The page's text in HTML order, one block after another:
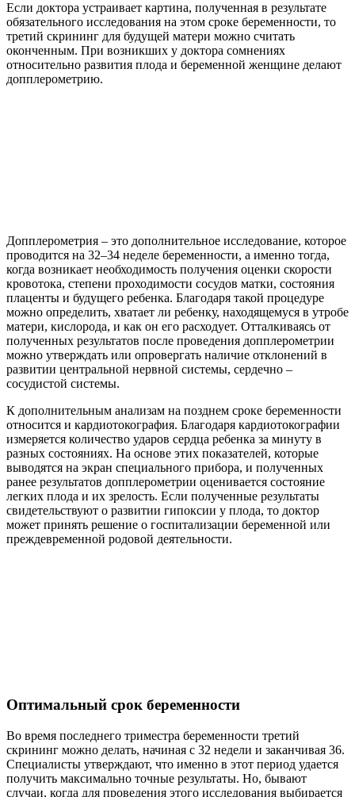
Если доктора устраивает картина, полученная в результате
обязательного исследования на этом сроке беременности, то
третий скрининг для будущей матери можно считать
оконченным. При возникших у доктора сомнениях
относительно развития плода и беременной женщине делают
допплерометрию.
Допплерометрия – это дополнительное исследование, которое
проводится на 32–34 неделе беременности, а именно тогда,
когда возникает необходимость получения оценки скорости
кровотока, степени проходимости сосудов матки, состояния
плаценты и будущего ребенка. Благодаря такой процедуре
можно определить, хватает ли ребенку, находящемуся в утробе
матери, кислорода, и как он его расходует. Отталкиваясь от
полученных результатов после проведения допплерометрии
можно утверждать или опровергать наличие отклонений в
развитии центральной нервной системы, сердечно –
сосудистой системы.
К дополнительным анализам на позднем сроке беременности
относится и кардиотокография. Благодаря кардиотокографии
измеряется количество ударов сердца ребенка за минуту в
разных состояниях. На основе этих показателей, которые
выводятся на экран специального прибора, и полученных
ранее результатов допплерометрии оценивается состояние
легких плода и их зрелость. Если полученные результаты
свидетельствуют о развитии гипоксии у плода, то доктор
может принять решение о госпитализации беременной или
преждевременной родовой деятельности.
Оптимальный срок беременности
Во время последнего триместра беременности третий
скрининг можно делать, начиная с 32 недели и заканчивая 36.
Специалисты утверждают, что именно в этот период удается
получить максимально точные результаты. Но, бывают
случаи, когда для проведения этого исследования выбирается